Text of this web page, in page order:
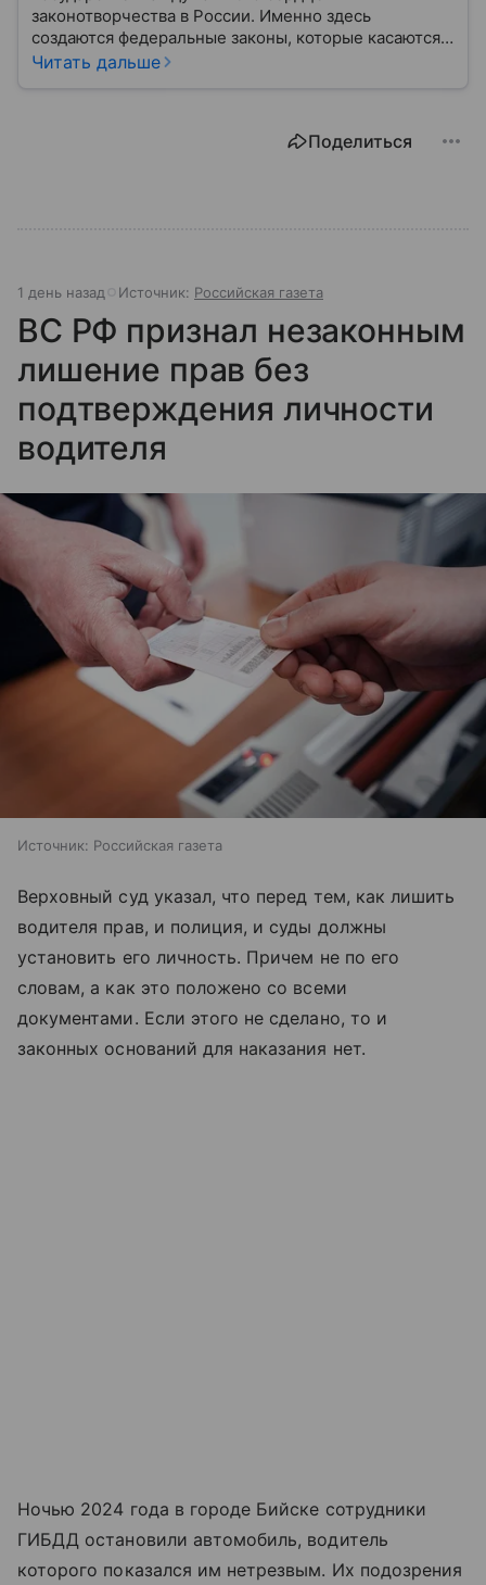
законотворчества в России. Именно здесь
создаются федеральные законы, которые касаются
жизни каждого гражданина: от образования и
Читать дальше
Поделиться
1 день назад Источник: Российская газета
ВС РФ признал незаконным
лишение прав без
подтверждения личности
водителя
Источник: Российская газета
Верховный суд указал, что перед тем, как лишить
водителя прав, и полиция, и суды должны
установить его личность. Причем не по его
словам, а как это положено со всеми
документами. Если этого не сделано, то и
законных оснований для наказания нет.
Ночью 2024 года в городе Бийске сотрудники
ГИБДД остановили автомобиль, водитель
которого показался им нетрезвым. Их подозрения